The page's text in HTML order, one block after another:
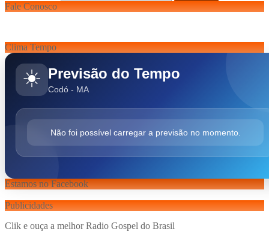
Fale Conosco
Clima Tempo
☀️ Previsão do Tempo
Codó - MA
Não foi possível carregar a previsão no momento.
Estamos no Facebook
Publicidades
Clik e ouça a melhor Radio Gospel do Brasil